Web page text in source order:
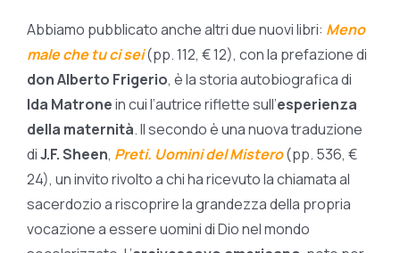
Abbiamo pubblicato anche altri due nuovi libri: Meno
male che tu ci sei(pp. 112, € 12), con la prefazione di
don Alberto Frigerio, è la storia autobiografica di
Ida Matronein cui l’autrice riflette sull’esperienza
della maternità. Il secondo è una nuova traduzione
diJ.F. Sheen, Preti. Uomini del Mistero(pp. 536, €
24), un invito rivolto a chi ha ricevuto la chiamata al
sacerdozio a riscoprire la grandezza della propria
vocazione a essere uomini di Dio nel mondo